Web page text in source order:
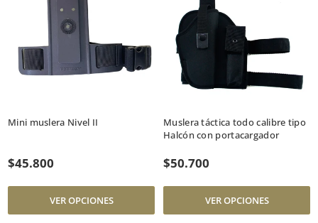
Mini muslera Nivel II
$45.800
VER OPCIONES
Muslera táctica todo calibre tipo
Halcón con portacargador
$50.700
VER OPCIONES